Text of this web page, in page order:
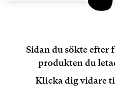
Sidan du sökte efter
produkten du
Klicka dig vidare